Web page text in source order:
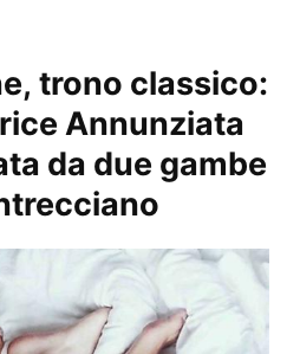
trono classico:
Annunziata
da due gambe